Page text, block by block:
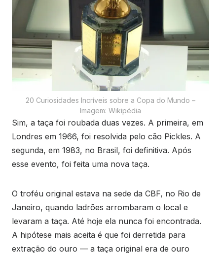
20 Curiosidades Incríveis sobre a Copa do Mundo –
Imagem: Wikipédia
Sim, a taça foi roubada duas vezes. A primeira, em
Londres em 1966, foi resolvida pelo cão Pickles. A
segunda, em 1983, no Brasil, foi definitiva. Após
esse evento, foi feita uma nova taça.
O troféu original estava na sede da CBF, no Rio de
Janeiro, quando ladrões arrombaram o local e
levaram a taça. Até hoje ela nunca foi encontrada.
A hipótese mais aceita é que foi derretida para
extração do ouro — a taça original era de ouro